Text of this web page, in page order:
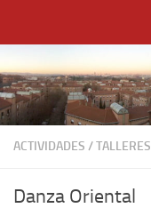
ACTIVIDADES /TALLERES
Danza Oriental